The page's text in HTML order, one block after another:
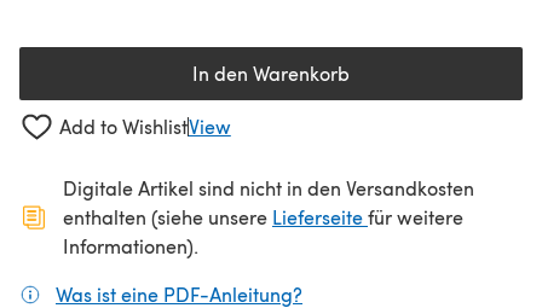
In den Warenkorb
Add to WishlistView
Digitale Artikel sind nicht in den Versandkosten
enthalten (siehe unsere Lieferseite(öffnet sich in
für weitere
Informationen).
Was ist eine PDF-Anleitung?